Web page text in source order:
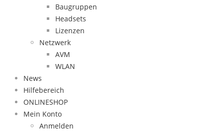
Baugruppen
Headsets
Lizenzen
Netzwerk
AVM
WLAN
News
Hilfebereich
ONLINESHOP
Mein Konto
Anmelden